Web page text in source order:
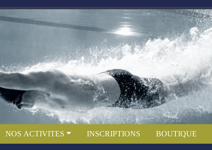
NOS ACTIVITES INSCRIPTIONS BOUTIQUE